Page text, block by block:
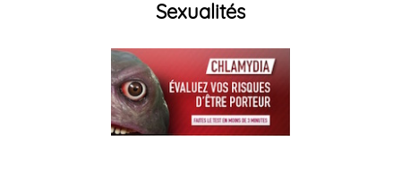
Sexualités